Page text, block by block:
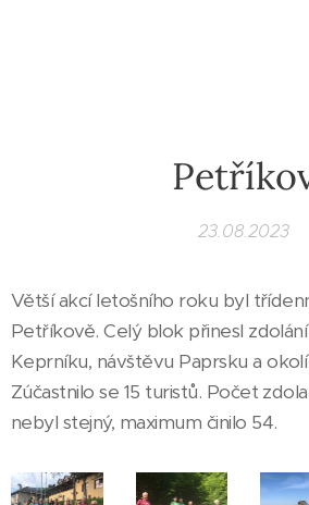
23.08.2023
Větší akcí letošního roku byl
Petříkově. Celý blok přinesl
Keprníku, návštěvu Paprsku a
Zúčastnilo se 15 turistů. Počet
nebyl stejný, maximum činilo 54.